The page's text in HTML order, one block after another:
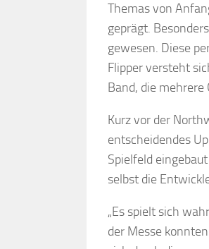
Themas von
geprägt.
gewesen. Diese
Flipper versteht
Band, die
Kurz vor der
entscheidendes
Spielfeld
selbst die
„Es spielt sich
der Messe